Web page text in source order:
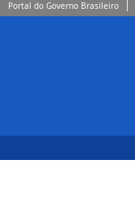
Portal do Governo Brasileiro